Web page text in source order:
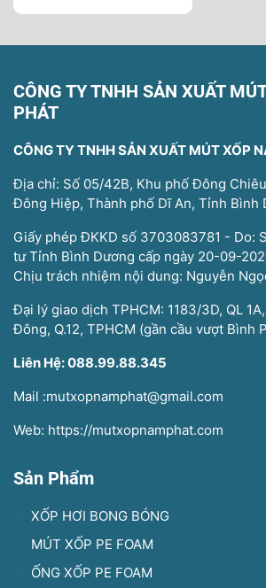
CÔNG TY TNHH SẢN XUẤT
PHÁT
CÔNG TY TNHH SẢN XUẤT MÚT XỐP
Địa chỉ: Số 05/42B, Khu phố Đông
Đông Hiệp, Thành phố Dĩ An, Tỉnh Bình
Giấy phép ĐKKD số 3703083781 - Do:
tư Tỉnh Bình Dương cấp ngày 20-09-
Chịu trách nhiệm nội dung: Nguyễn
Đại lý giao dịch TPHCM: 1183/3D, QL
Đông, Q.12, TPHCM (gần cầu vượt Bình
Liên Hệ: 088.99.88.345
Mail :mutxopnamphat@gmail.com
Web: https://mutxopnamphat.com
Sản Phẩm
XỐP HƠI BONG BÓNG
MÚT XỐP PE FOAM
ỐNG XỐP PE FOAM